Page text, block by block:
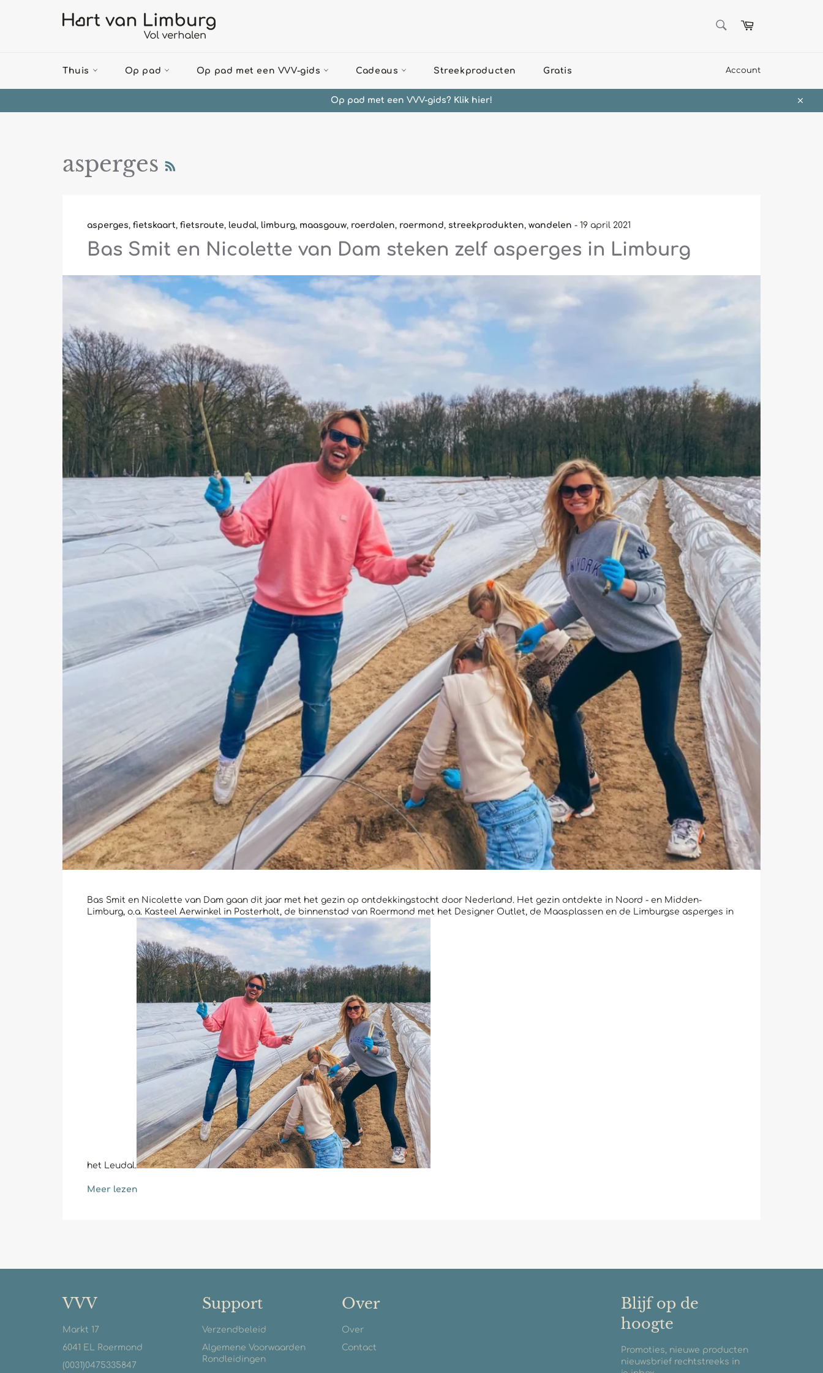
Winkelwagen
Thuis Op pad Op pad met een VVV-gids Cadeaus Streekproducten Gratis Account
Op pad met een VVV-gids? Klik hier!
asperges
asperges, fietskaart, fietsroute, leudal, limburg, maasgouw, roerdalen, roermond, streekprodukten, wandelen - 19 april 2021
Bas Smit en Nicolette van Dam steken zelf asperges in Limburg
Bas Smit en Nicolette van Dam gaan dit jaar met het gezin op ontdekkingstocht door Nederland. Het gezin ontdekte in Noord - en Midden-
Limburg, o.a. Kasteel Aerwinkel in Posterholt, de binnenstad van Roermond met het Designer Outlet, de Maasplassen en de Limburgse asperges in
het Leudal.
Meer lezen
VVV
Markt 17
6041 EL Roermond
(0031)0475335847
Support
Verzendbeleid
Algemene Voorwaarden
Rondleidingen
Over
Over
Contact
Blijf op de
hoogte
Promoties, nieuwe producten
nieuwsbrief rechtstreeks in